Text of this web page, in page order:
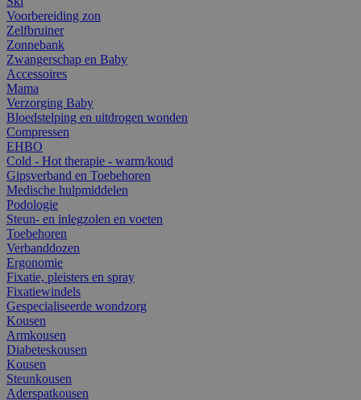
Voorbereiding zon
Zelfbruiner
Zonnebank
Zwangerschap en Baby
Accessoires
Mama
Verzorging Baby
Bloedstelping en uitdrogen wonden
Compressen
EHBO
Cold - Hot therapie - warm/koud
Gipsverband en Toebehoren
Medische hulpmiddelen
Podologie
Steun- en inlegzolen en voeten
Toebehoren
Verbanddozen
Ergonomie
Fixatie, pleisters en spray
Fixatiewindels
Gespecialiseerde wondzorg
Kousen
Armkousen
Diabeteskousen
Kousen
Steunkousen
Aderspatkousen